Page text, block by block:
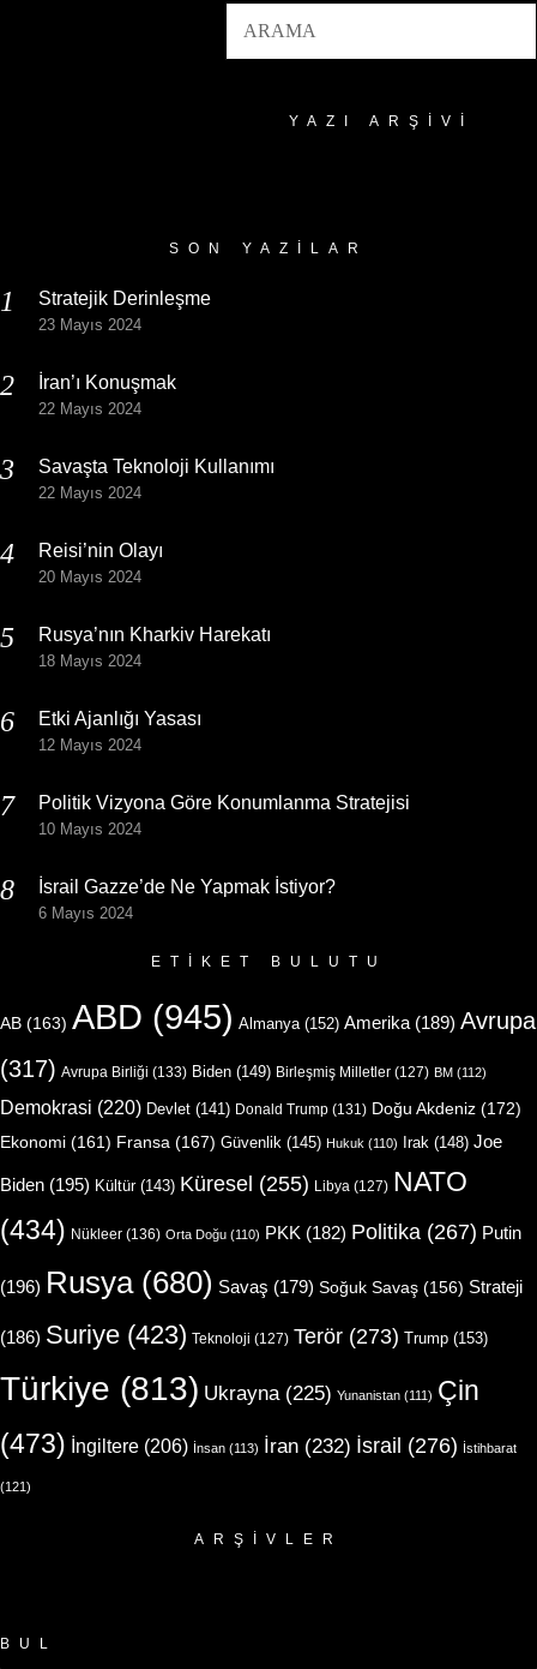
YAZI ARŞIVI
SON YAZILAR
Stratejik Derinleşme
23 Mayıs 2024
İran’ı Konuşmak
22 Mayıs 2024
Savaşta Teknoloji Kullanımı
22 Mayıs 2024
Reisi’nin Olayı
20 Mayıs 2024
Rusya’nın Kharkiv Harekatı
18 Mayıs 2024
Etki Ajanlığı Yasası
12 Mayıs 2024
Politik Vizyona Göre Konumlanma Stratejisi
10 Mayıs 2024
İsrail Gazze’de Ne Yapmak İstiyor?
6 Mayıs 2024
ETIKET BULUTU
AB (163) ABD (945) Almanya (152) Amerika (189) Avrupa
(317) Avrupa Birliği (133) Biden (149) Birleşmiş Milletler (127) BM (112)
Demokrasi (220) Devlet (141) Donald Trump (131) Doğu Akdeniz (172)
Ekonomi (161) Fransa (167) Güvenlik (145) Hukuk (110) Irak (148) Joe
Biden (195) Kültür(143) Küresel (255) Libya (127) NATO
(434) Nükleer (136) Orta Doğu (110) PKK (182) Politika (267) Putin
(196) Rusya(680) Savaş (179) Soğuk Savaş (156) Strateji
(186) Suriye (423) Teknoloji (127) Terör (273) Trump (153)
Türkiye (813) Ukrayna (225) Yunanistan (111) Çin
(473) İngiltere (206) İnsan (113) İran (232) İsrail (276) İstihbarat
(121)
ARŞIVLER
BUL